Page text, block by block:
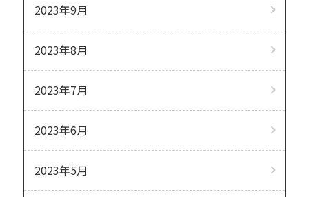
2023年9月
2023年8月
2023年7月
2023年6月
2023年5月